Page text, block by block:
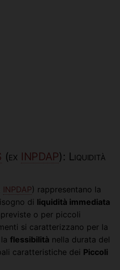
(ex INPDAP): Liquidità
INPDAP) rappresentano la
di liquidità immediata
o per piccoli
si caratterizzano per la
flessibilità nella durata del
caratteristiche dei Piccoli